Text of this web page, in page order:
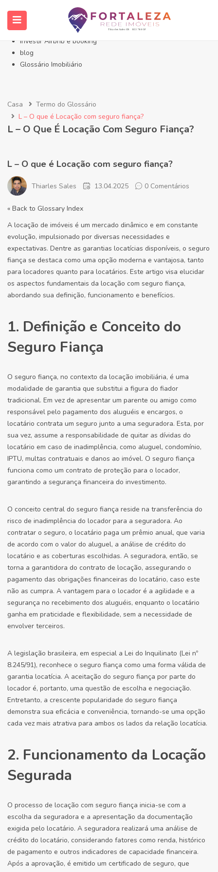
Início- Imóveis Fortaleza Eusébio
Imóveis em Fortaleza
Imóveis no Eusébio
Investir Airbnb e booking
blog
Glossário Imobiliário
Casa
Termo do Glossário
L – O que é Locação com seguro fiança?
L – O Que É Locação Com Seguro Fiança?
L – O que é Locação com seguro fiança?
Thiarles Sales 13.04.2025 0 Comentários
« Back to Glossary Index
A locação de imóveis é um mercado dinâmico e em constante
evolução, impulsionado por diversas necessidades e
expectativas. Dentre as garantias locatícias disponíveis, o seguro
fiança se destaca como uma opção moderna e vantajosa, tanto
para locadores quanto para locatários. Este artigo visa elucidar
os aspectos fundamentais da locação com seguro fiança,
abordando sua definição, funcionamento e benefícios.
1. Definição e Conceito do
Seguro Fiança
O seguro fiança, no contexto da locação imobiliária, é uma
modalidade de garantia que substitui a figura do fiador
tradicional. Em vez de apresentar um parente ou amigo como
responsável pelo pagamento dos aluguéis e encargos, o
locatário contrata um seguro junto a uma seguradora. Esta, por
sua vez, assume a responsabilidade de quitar as dívidas do
locatário em caso de inadimplência, como aluguel, condomínio,
IPTU, multas contratuais e danos ao imóvel. O seguro fiança
funciona como um contrato de proteção para o locador,
garantindo a segurança financeira do investimento.
O conceito central do seguro fiança reside na transferência do
risco de inadimplência do locador para a seguradora. Ao
contratar o seguro, o locatário paga um prêmio anual, que varia
de acordo com o valor do aluguel, a análise de crédito do
locatário e as coberturas escolhidas. A seguradora, então, se
torna a garantidora do contrato de locação, assegurando o
pagamento das obrigações financeiras do locatário, caso este
não as cumpra. A vantagem para o locador é a agilidade e a
segurança no recebimento dos aluguéis, enquanto o locatário
ganha em praticidade e flexibilidade, sem a necessidade de
envolver terceiros.
A legislação brasileira, em especial a Lei do Inquilinato (Lei nº
8.245/91), reconhece o seguro fiança como uma forma válida de
garantia locatícia. A aceitação do seguro fiança por parte do
locador é, portanto, uma questão de escolha e negociação.
Entretanto, a crescente popularidade do seguro fiança
demonstra sua eficácia e conveniência, tornando-se uma opção
cada vez mais atrativa para ambos os lados da relação locatícia.
2. Funcionamento da Locação
Segurada
O processo de locação com seguro fiança inicia-se com a
escolha da seguradora e a apresentação da documentação
exigida pelo locatário. A seguradora realizará uma análise de
crédito do locatário, considerando fatores como renda, histórico
de pagamento e outros indicadores de capacidade financeira.
Após a aprovação, é emitido um certificado de seguro, que